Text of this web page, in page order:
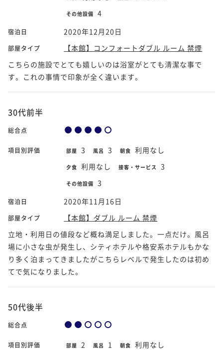
その他設備 4
宿泊日 2020年12月20日
部屋タイプ
【本館】コンフォートダブル ルーム 禁煙
こちらの施設でとても嬉しいのは浴室がとても清潔な事で
す。これの事情で印象が全く違います。
30代前半
総合点
項目別評価 部屋 3 風呂 3 朝食 利用なし
夕食 利用なし 接客・サービス 3
その他設備 3
宿泊日 2020年11月16日
部屋タイプ
【本館】ダブル ルーム 禁煙
立地・利用日の値段など概ね満足しました。一点だけ。風呂
場に小さな虫が発生し、シティホテルや格安系ホテルもかな
り多く泊まってきましたがこちらレベルで発生したのは初め
てで気になりました。
50代後半
総合点
項目別評価 部屋 2 風呂 1 朝食 利用なし